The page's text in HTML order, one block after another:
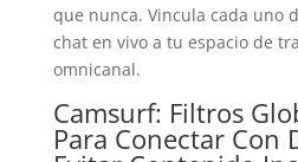
que nunca. Vincula cada uno
chat en vivo a tu espacio de
omnicanal.
Camsurf: Filtros
Para Conectar Con